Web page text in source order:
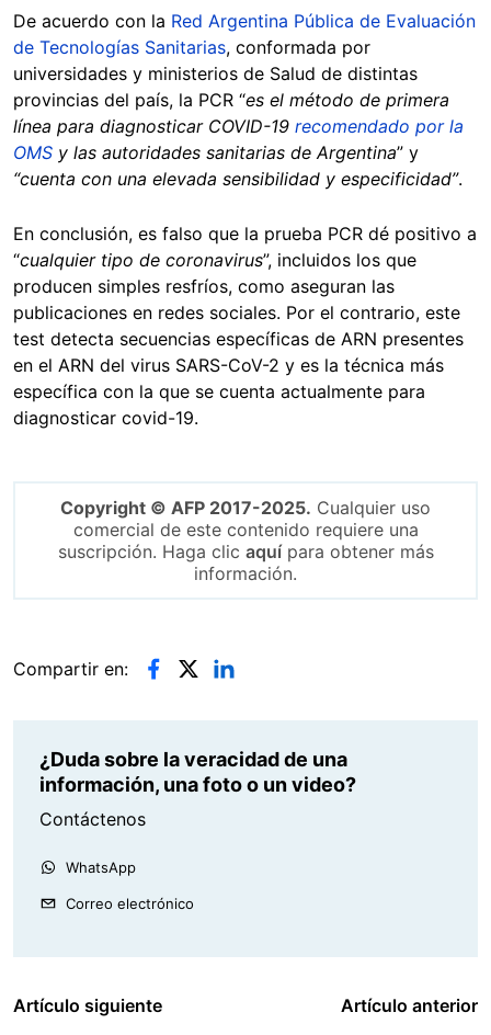
De acuerdo con la Red Argentina Pública de Evaluación
de Tecnologías Sanitarias, conformada por
universidades y ministerios de Salud de distintas
provincias del país, la PCR “es el método de primera
línea para diagnosticar COVID-19 recomendado por la
OMS y las autoridades sanitarias de Argentina” y
“cuenta con una elevada sensibilidad y especificidad”.
En conclusión, es falso que la prueba PCR dé positivo a
“cualquier tipo de coronavirus”, incluidos los que
producen simples resfríos, como aseguran las
publicaciones en redes sociales. Por el contrario, este
test detecta secuencias específicas de ARN presentes
en el ARN del virus SARS-CoV-2 y es la técnica más
específica con la que se cuenta actualmente para
diagnosticar covid-19.
Copyright © AFP 2017-2025. Cualquier uso
comercial de este contenido requiere una
suscripción. Haga clic aquípara obtener más
información.
Compartir en:
¿Duda sobre la veracidad de una
información, una foto o un video?
Contáctenos
WhatsApp
Correo electrónico
Artículo siguiente Artículo anterior